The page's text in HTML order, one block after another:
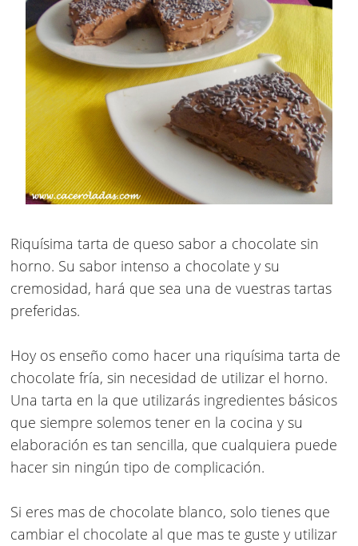
Riquísima tarta de queso sabor a chocolate sin
horno. Su sabor intenso a chocolate y su
cremosidad, hará que sea una de vuestras tartas
preferidas.
Hoy os enseño como hacer una riquísima tarta de
chocolate fría, sin necesidad de utilizar el horno.
Una tarta en la que utilizarás ingredientes básicos
que siempre solemos tener en la cocina y su
elaboración es tan sencilla, que cualquiera puede
hacer sin ningún tipo de complicación.
Si eres mas de chocolate blanco, solo tienes que
cambiar el chocolate al que mas te guste y utilizar